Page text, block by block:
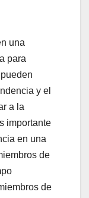
una
para
y el
a la
importante
en una
de
de